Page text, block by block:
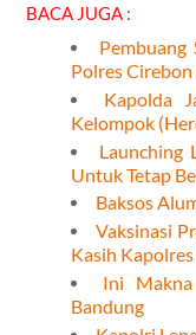
BACA JUGA :
Pembuang
Polres
Kapolda
Kelompok
Launching
Untuk Tetap
Baksos
Vaksinasi
Kasih
Ini
Bandung